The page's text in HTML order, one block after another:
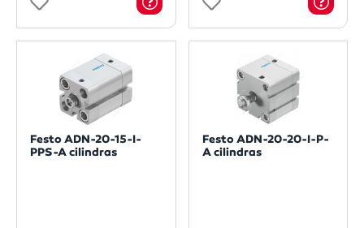
Festo ADN-20-15-I-
PPS-A cilindras
Festo ADN-20-20-I-P-
A cilindras